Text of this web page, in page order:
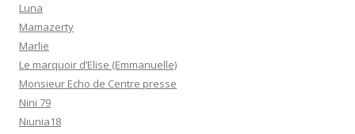
Luna
Mamazerty
Marlie
Le marquoir d’Elise (Emmanuelle)
Monsieur Echo de Centre presse
Nini 79
Niunia18